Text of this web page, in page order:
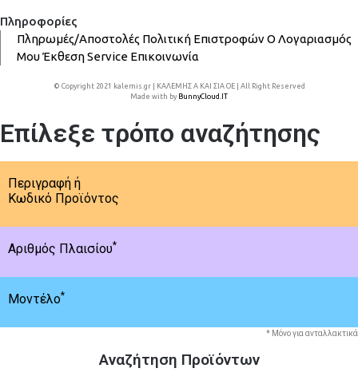
Πληροφορίες
Πληρωμές/Αποστολές Πολιτική ΕπιστροφώνΟ Λογαριασμός
ΜουΈκθεσηService Επικοινωνία
© Copyright 2021 kalemis.gr | ΚΑΛΕΜΗΣ Α ΚΑΙ ΣΙΑ ΟΕ | All Right Reserved
Made with by BunnyCloud.IT
Επίλεξε τρόπο αναζήτησης
Περιγραφή ή
Κωδικό Προϊόντος
Αριθμός Πλαισίου*
Μοντέλο*
* Μόνο για ανταλλακτικά
Αναζήτηση Προϊόντων